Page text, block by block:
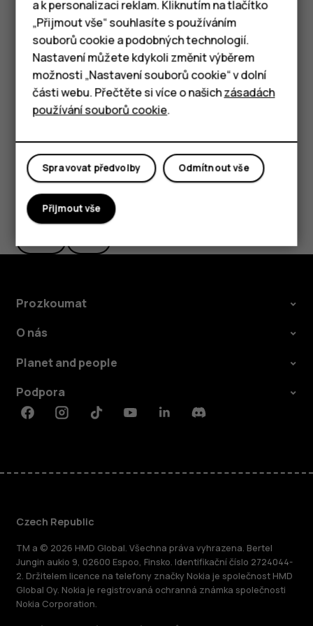
Chytré telefony
Tlačítkové telefony
Tablety
a napište požadovaný název.
Výběr SIM karty používané pro hovory nebo
datové připojení
V částiPreferovaná SIM kartaklepněte na nastavení, které
chcete změnit, a vyberte SIM kartu.
Pomohlo vám to?
Prozkoumat
O nás
Planet and people
Podpora
FacebookInstagramTiktokYoutubeLinkedinDiscord
Czech Republic
TM a © 2026 HMD Global. Všechna práva vyhrazena. Bertel
Jungin aukio 9, 02600 Espoo, Finsko. Identifikační číslo 2724044-
2. Držitelem licence na telefony značky Nokia je společnost HMD
Global Oy. Nokia je registrovaná ochranná známka společnosti
Nokia Corporation.
a k personalizaci reklam. Kliknutím na tlačítko
„Přijmout vše“ souhlasíte s používáním
souborů cookie a podobných technologií.
Nastavení můžete kdykoli změnit výběrem
možnosti „Nastavení souborů cookie“ v dolní
části webu. Přečtěte si více o našichzásadách
používání souborů cookie.
Odmítnout vše
Spravovat předvolby
Přijmout vše